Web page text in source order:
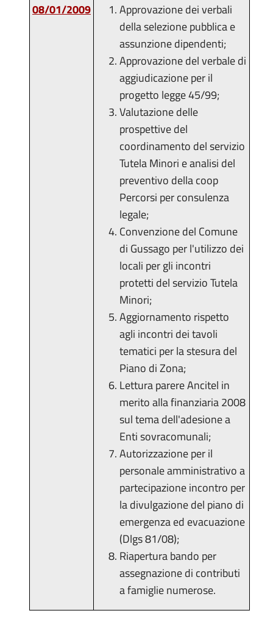
08/01/2009
Approvazione dei verbali
della selezione pubblica e
assunzione dipendenti;
Approvazione del verbale di
aggiudicazione per il
progetto legge 45/99;
Valutazione delle
prospettive del
coordinamento del servizio
Tutela Minori e analisi del
preventivo della coop
Percorsi per consulenza
legale;
Convenzione del Comune
di Gussago per l'utilizzo dei
locali per gli incontri
protetti del servizio Tutela
Minori;
Aggiornamento rispetto
agli incontri dei tavoli
tematici per la stesura del
Piano di Zona;
Lettura parere Ancitel in
merito alla finanziaria 2008
sul tema dell'adesione a
Enti sovracomunali;
Autorizzazione per il
personale amministrativo a
partecipazione incontro per
la divulgazione del piano di
emergenza ed evacuazione
(Dlgs 81/08);
Riapertura bando per
assegnazione di contributi
a famiglie numerose.